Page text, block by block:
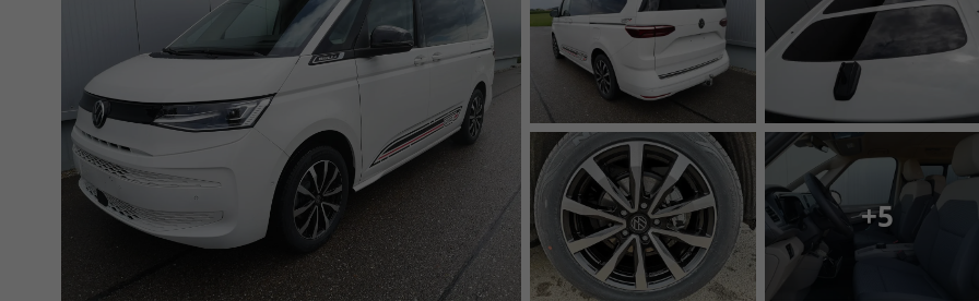
+5